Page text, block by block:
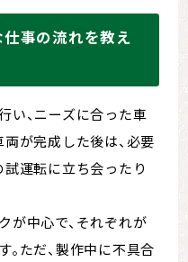
仕事の流れを教え
い、ニーズに合った車
が完成した後は、必要
試運転に立ち会ったり
が中心で、それぞれが
ただ、製作中に不具合